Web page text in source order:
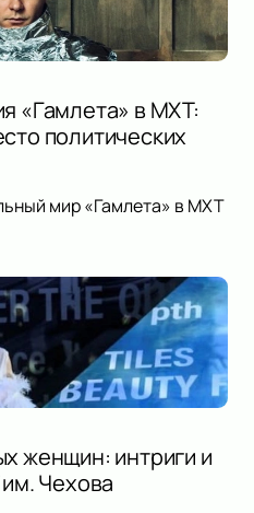
«Гамлета» в МХТ:
политических
мир «Гамлета» в МХТ
женщин: интриги и
Чехова